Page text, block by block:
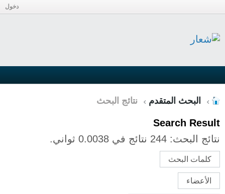
دخول
البحث المتقدم نتائج البحث
Search Result
نتائج البحث:
كلمات البحث
الأعضاء